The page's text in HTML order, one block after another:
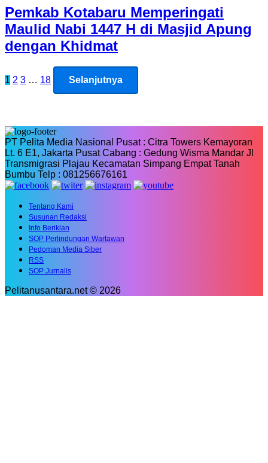
Pemkab Kotabaru Memperingati
Maulid Nabi 1447 H di Masjid Apung
dengan Khidmat
Paginasi
pos
1 2 3 … 18 Selanjutnya
PT Pelita Media Nasional Pusat : Citra Towers Kemayoran
Lt. 6 E1, Jakarta Pusat Cabang : Gedung Wisma Mandar Jl
Transmigrasi Plajau Kecamatan Simpang Empat Tanah
Bumbu Telp : 081256676161
Tentang Kami
Susunan Redaksi
Info Beriklan
SOP Perlindungan Wartawan
Pedoman Media Siber
RSS
SOP Jurnalis
Pelitanusantara.net © 2026